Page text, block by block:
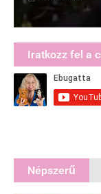
Iratkozz fel a
Népszerű